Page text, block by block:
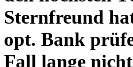
Sternfreund
opt. Bank
Fall lange